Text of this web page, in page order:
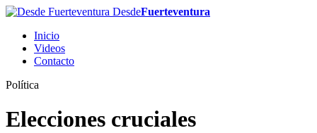
DesdeFuerteventura
Inicio
Videos
Contacto
Política
Elecciones cruciales